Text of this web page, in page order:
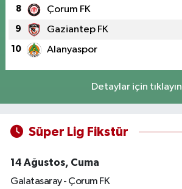
8 Çorum FK
9 Gaziantep FK
10 Alanyaspor
Detaylar için tıklayın
Süper Lig Fikstür
14 Ağustos, Cuma
Galatasaray - Çorum FK